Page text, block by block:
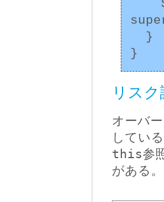
リス
オーバ
してい
this参
がある。